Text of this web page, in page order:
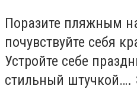
Поразите пляжным
почувствуйте себя
Устройте себе
стильный штучкой….